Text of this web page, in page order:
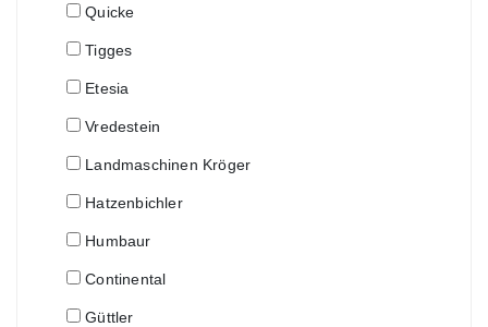
Quicke
Tigges
Etesia
Vredestein
Landmaschinen Kröger
Hatzenbichler
Humbaur
Continental
Güttler